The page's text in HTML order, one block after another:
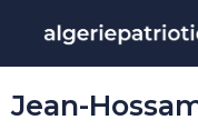
contenu
Jean-